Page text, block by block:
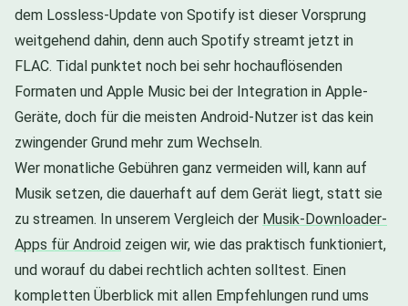
dem Lossless-Update von Spotify ist dieser Vorsprung
weitgehend dahin, denn auch Spotify streamt jetzt in
FLAC. Tidal punktet noch bei sehr hochauflösenden
Formaten und Apple Music bei der Integration in Apple-
Geräte, doch für die meisten Android-Nutzer ist das kein
zwingender Grund mehr zum Wechseln.
Wer monatliche Gebühren ganz vermeiden will, kann auf
Musik setzen, die dauerhaft auf dem Gerät liegt, statt sie
zu streamen. In unserem Vergleich der Musik-Downloader-
Apps für Android zeigen wir, wie das praktisch funktioniert,
und worauf du dabei rechtlich achten solltest. Einen
kompletten Überblick mit allen Empfehlungen rund ums